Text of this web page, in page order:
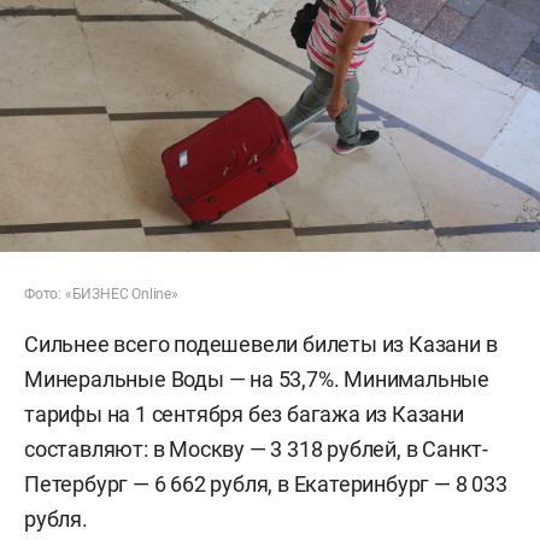
Фото: «БИЗНЕС Online»
Сильнее всего подешевели билеты из Казани в
Минеральные Воды — на 53,7%. Минимальные
тарифы на 1 сентября без багажа из Казани
составляют: в Москву — 3 318 рублей, в Санкт-
Петербург — 6 662 рубля, в Екатеринбург — 8 033
рубля.